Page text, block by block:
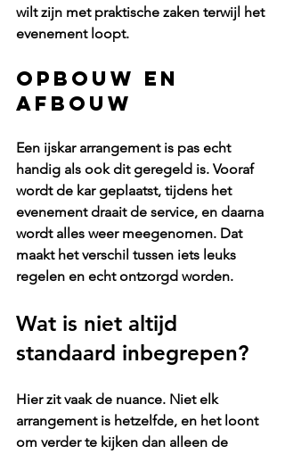
wilt zijn met praktische zaken terwijl het
evenement loopt.
Opbouw en
afbouw
Een ijskar arrangement is pas echt
handig als ook dit geregeld is. Vooraf
wordt de kar geplaatst, tijdens het
evenement draait de service, en daarna
wordt alles weer meegenomen. Dat
maakt het verschil tussen iets leuks
regelen en echt ontzorgd worden.
Wat is niet altijd
standaard inbegrepen?
Hier zit vaak de nuance. Niet elk
arrangement is hetzelfde, en het loont
om verder te kijken dan alleen de